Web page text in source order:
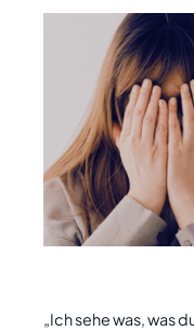
„Ich sehe was, was